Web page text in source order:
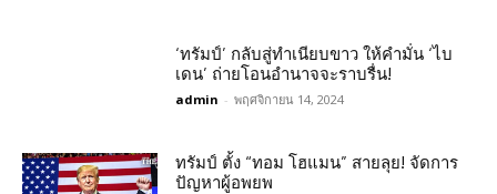
‘ทรัมป์’ กลับสู่ทำเนียบขาว ให้คำมั่น ‘ไบ
เดน’ ถ่ายโอนอำนาจจะราบรื่น!
admin - พฤศจิกายน 14, 2024
ทรัมป์ ตั้ง “ทอม โฮแมน” สายลุย! จัดการ
ปัญหาผู้อพยพ